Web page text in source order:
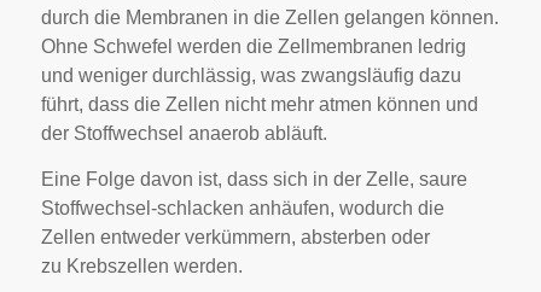
durch die Membranen in die Zellen gelangen können.
Ohne Schwefel werden die Zellmembranen ledrig
und weniger durchlässig, was zwangsläufig dazu
führt, dass die Zellen nicht mehr atmen können und
der Stoffwechsel anaerob abläuft.
Eine Folge davon ist, dass sich in der Zelle, saure
Stoffwechsel-schlacken anhäufen, wodurch die
Zellen entweder verkümmern, absterben oder
zu Krebszellen werden.